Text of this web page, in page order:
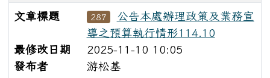
文章標題 287
公告本處辦理政策及業務宣
導之預算執行情形114.10
最修改日期
2025-11-10 10:05
發布者
游松基